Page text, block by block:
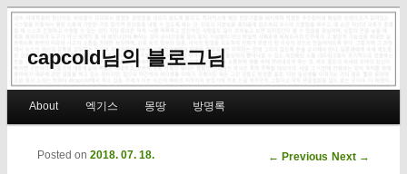
capcold님의 블로그님
Skip to primary content
Skip to secondary content
About 엑기스 몽땅 방명록
Post navigation
← Previous Next →
Posted on 2018. 07. 18.